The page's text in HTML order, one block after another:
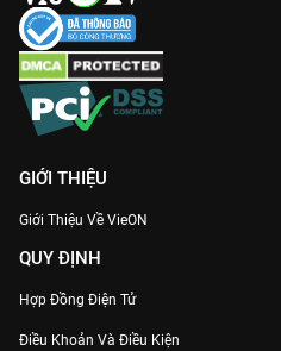
GIỚI THIỆU
Giới Thiệu Về VieON
QUY ĐỊNH
Hợp Đồng Điện Tử
Điều Khoản Và Điều Kiện